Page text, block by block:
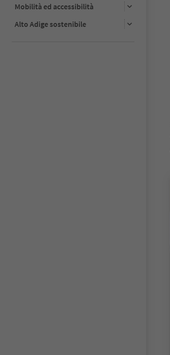
Mobilità ed accessibilità
Alto Adige sostenibile